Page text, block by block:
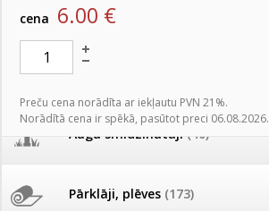
Podi un kasetes
Augu laistīšana
Augu smidzinātāji (40)
Pārklāji, plēves (173)
Ūdens piemērotības noteikšana
smidzinājumu veikšanai
Pievienojies braucienam uz
Turkmenistānu!
Tomātu sēklu katalogs
cena 6.00 €
Preču cena norādīta ar iekļautu PVN 21%.
Norādītā cena ir spēkā, pasūtot preci 06.08.2026.